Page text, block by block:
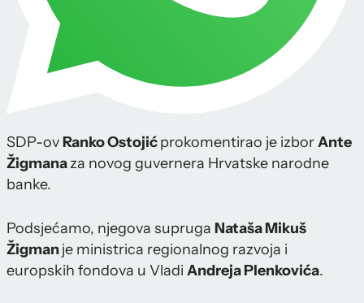
SDP-ovRanko Ostojićprokomentirao je izborAnte
Žigmanaza novog guvernera Hrvatske narodne
banke.
Podsjećamo, njegova supruga Nataša Mikuš
Žigmanje ministrica regionalnog razvoja i
europskih fondova u Vladi Andreja Plenkovića.